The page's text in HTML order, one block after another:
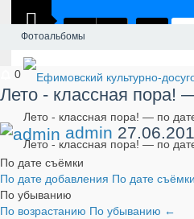
Лето - классная пора! — по
Лето - классная пора! — по
Фотоальбомы
0
Лето - классная пора!
admin
По дате съёмки
По дате добавления По дате съёмки
По убыванию
По возрастанию По убыванию ←